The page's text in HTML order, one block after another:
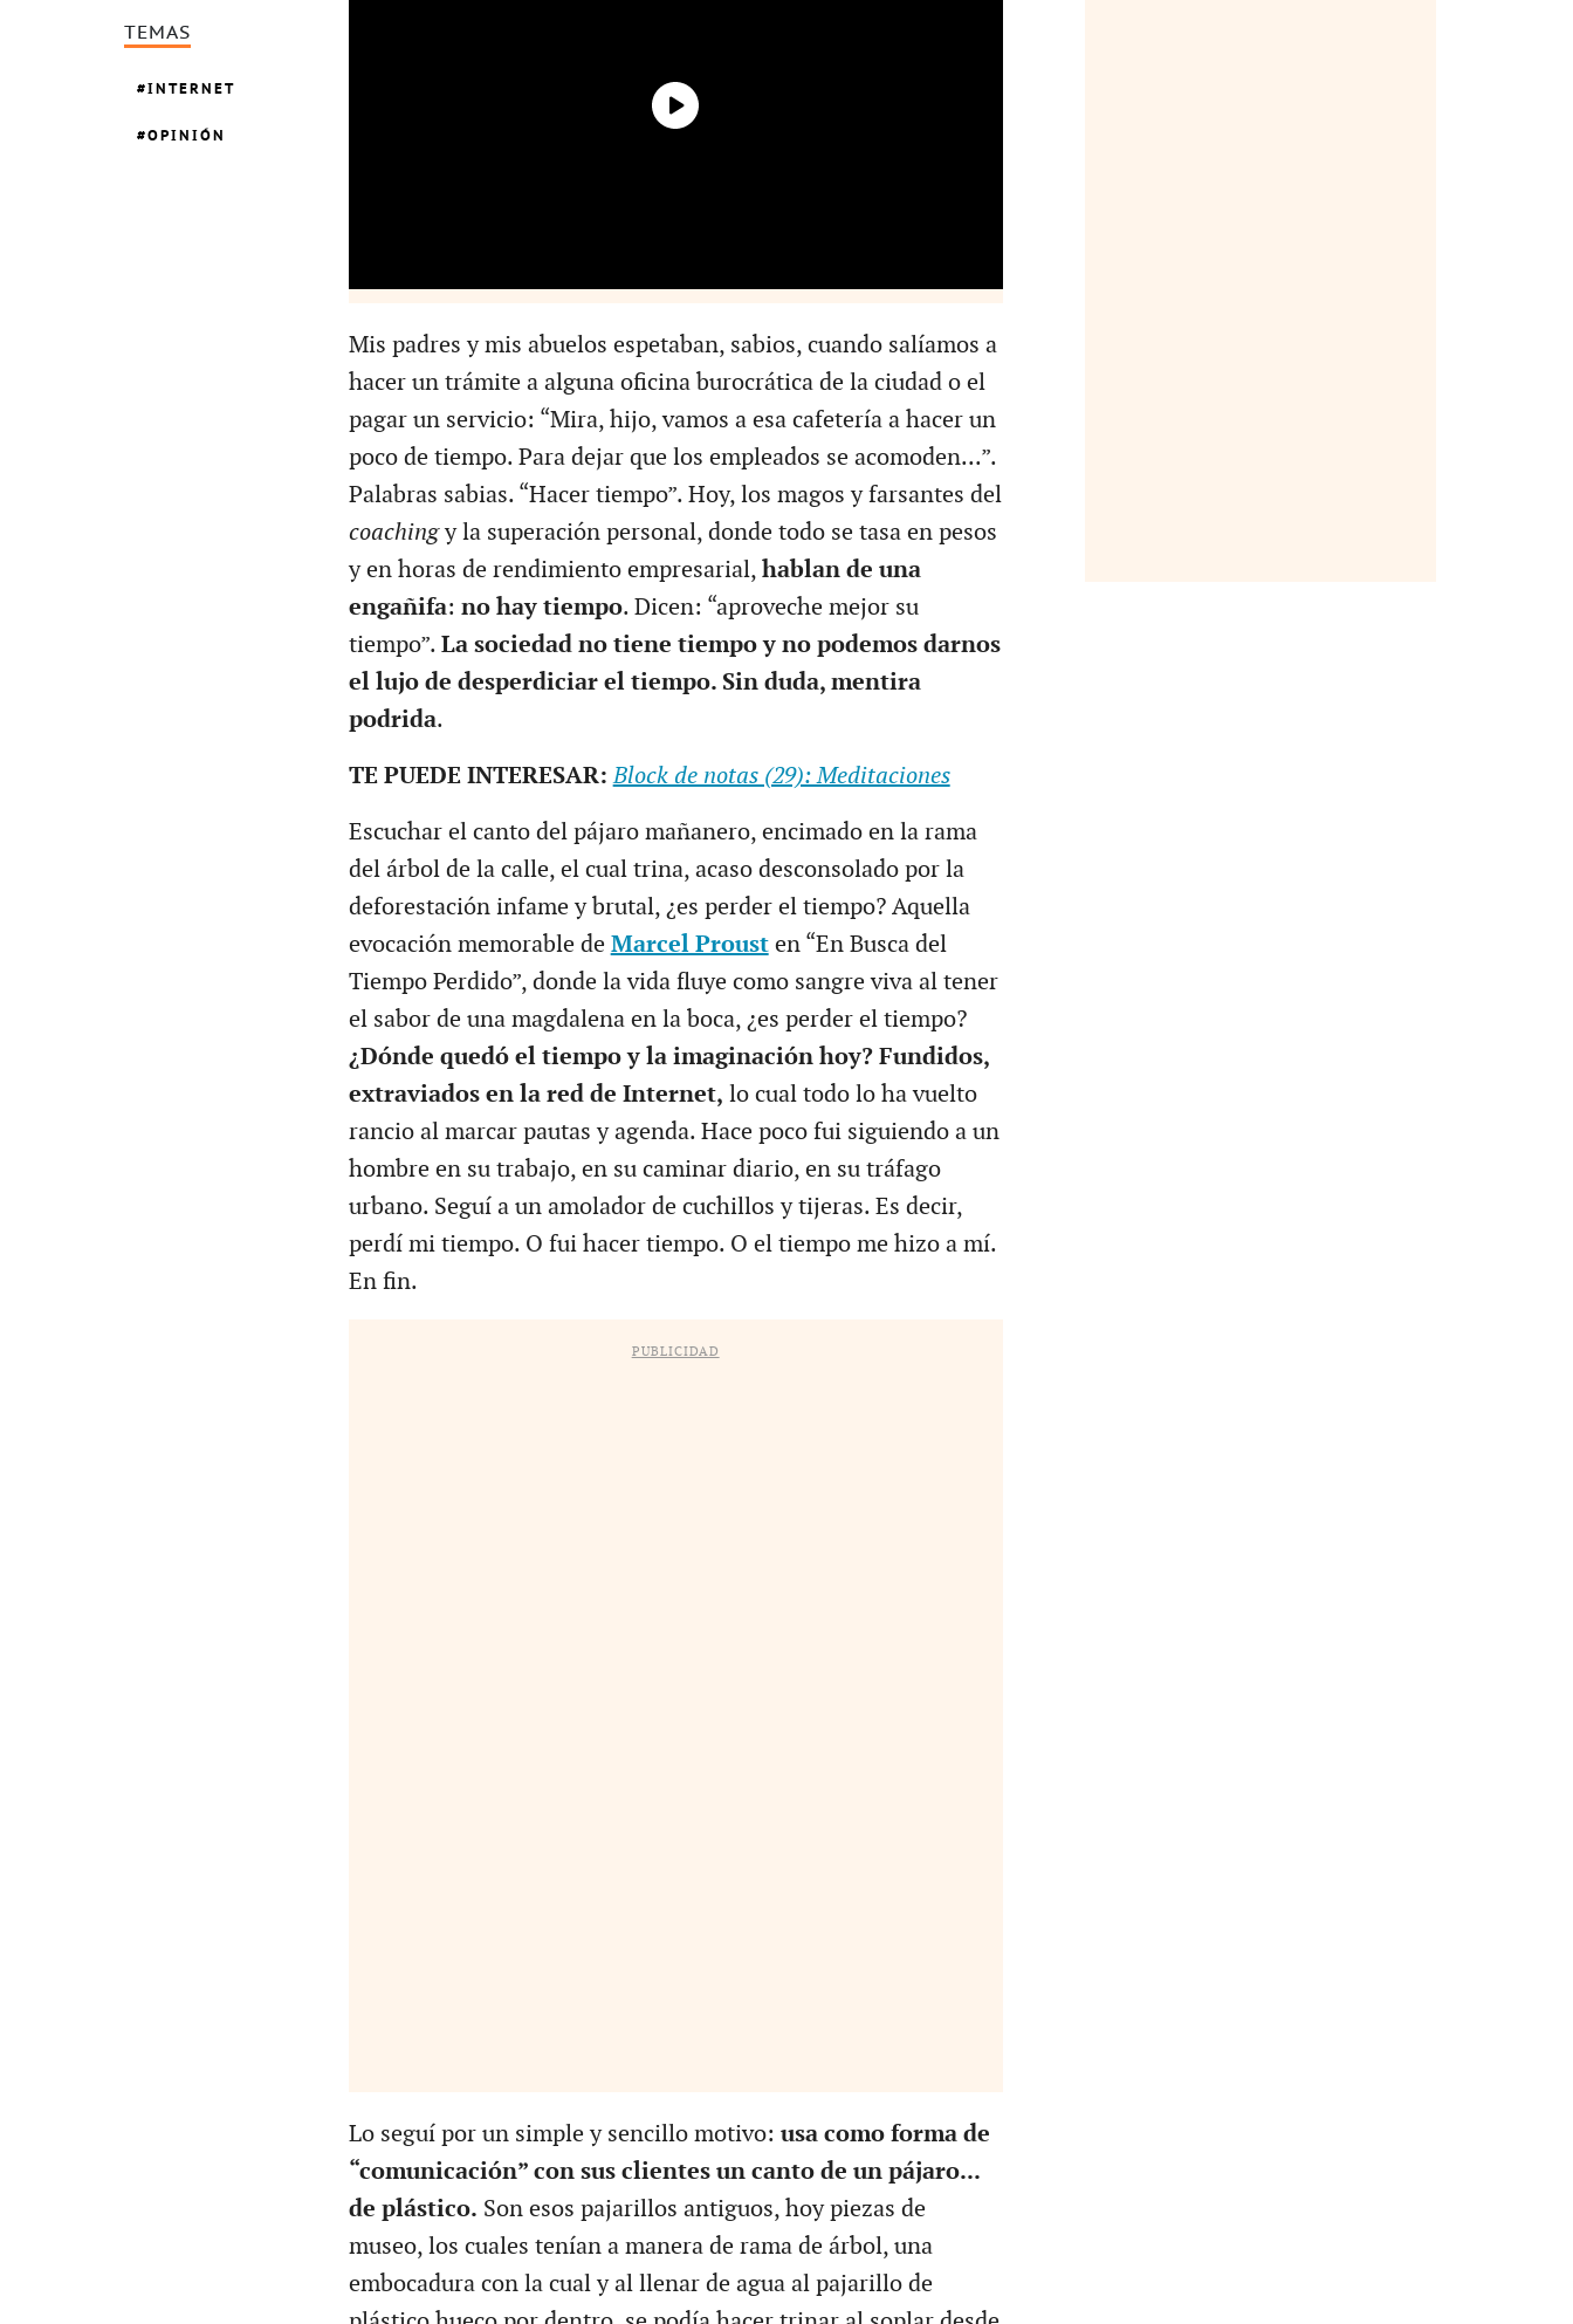
TEMAS
INTERNET
OPINIÓN
Mis padres y mis abuelos espetaban, sabios, cuando salíamos a
hacer un trámite a alguna oficina burocrática de la ciudad o el
pagar un servicio: “Mira, hijo, vamos a esa cafetería a hacer un
poco de tiempo. Para dejar que los empleados se acomoden...”.
Palabras sabias. “Hacer tiempo”. Hoy, los magos y farsantes del
coachingy la superación personal, donde todo se tasa en pesos
y en horas de rendimiento empresarial, hablan de una
engañifa: no hay tiempo. Dicen: “aproveche mejor su
tiempo”. La sociedad no tiene tiempo y no podemos darnos
el lujo de desperdiciar el tiempo. Sin duda, mentira
podrida.
TE PUEDE INTERESAR:Block de notas (29): Meditaciones
Escuchar el canto del pájaro mañanero, encimado en la rama
del árbol de la calle, el cual trina, acaso desconsolado por la
deforestación infame y brutal, ¿es perder el tiempo? Aquella
evocación memorable de Marcel Prousten “En Busca del
Tiempo Perdido”, donde la vida fluye como sangre viva al tener
el sabor de una magdalena en la boca, ¿es perder el tiempo?
¿Dónde quedó el tiempo y la imaginación hoy? Fundidos,
extraviados en la red de Internet, lo cual todo lo ha vuelto
rancio al marcar pautas y agenda. Hace poco fui siguiendo a un
hombre en su trabajo, en su caminar diario, en su tráfago
urbano. Seguí a un amolador de cuchillos y tijeras. Es decir,
perdí mi tiempo. O fui hacer tiempo. O el tiempo me hizo a mí.
En fin.
PUBLICIDAD
Lo seguí por un simple y sencillo motivo: usa como forma de
“comunicación” con sus clientes un canto de un pájaro...
de plástico. Son esos pajarillos antiguos, hoy piezas de
museo, los cuales tenían a manera de rama de árbol, una
embocadura con la cual y al llenar de agua al pajarillo de